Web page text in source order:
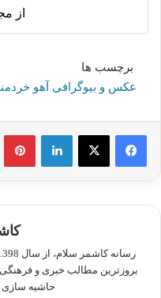
از
برچسب ها
عکس و بیوگرافی آهو
لینکدین
بروزترین مطالب خبری و
حاشیه سازی